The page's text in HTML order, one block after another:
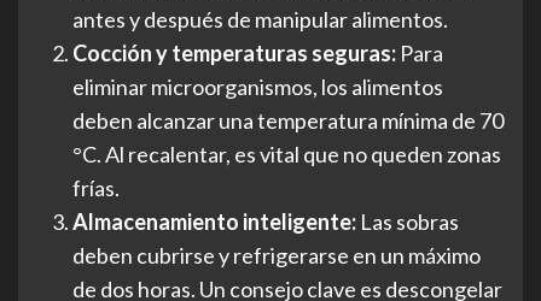
antes y después de manipular alimentos.
Cocción y temperaturas seguras: Para
eliminar microorganismos, los alimentos
deben alcanzar una temperatura mínima de 70
°C. Al recalentar, es vital que no queden zonas
frías.
Almacenamiento inteligente: Las sobras
deben cubrirse y refrigerarse en un máximo
de dos horas. Un consejo clave es descongelar